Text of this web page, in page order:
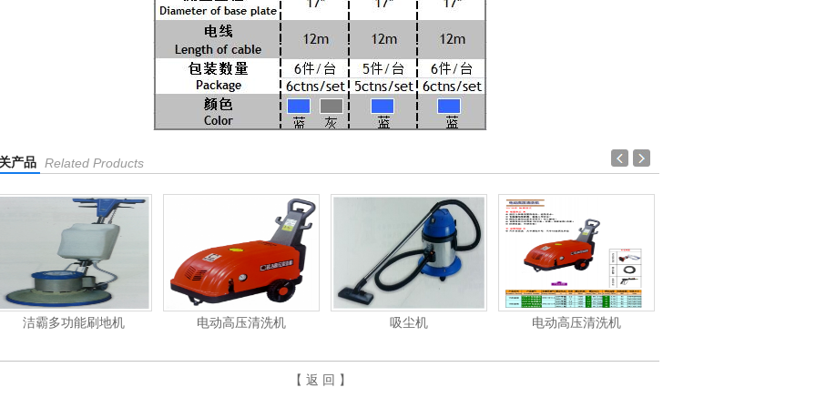
产品 Related Products
洁霸多功能刷地机 电动高压清洗机 吸尘机 电动高压清洗机
【 返 回 】